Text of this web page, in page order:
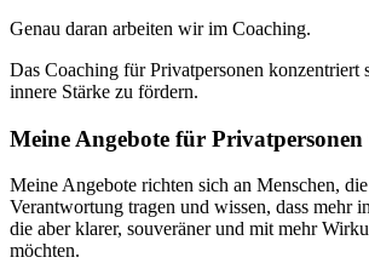
Genau daran arbeiten wir im Coaching.
Das Coaching für Privatpersonen konzentriert
innere Stärke zu fördern.
Meine Angebote für Privatpersonen
Meine Angebote richten sich an Menschen,
Verantwortung tragen und wissen, dass mehr
die aber klarer, souveräner und mit mehr
möchten.